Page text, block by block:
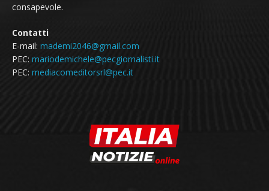
consapevole.
Contatti
E-mail: mademi2046@gmail.com
PEC: mariodemichele@pecgiornalisti.it
PEC: mediacomeditorsrl@pec.it